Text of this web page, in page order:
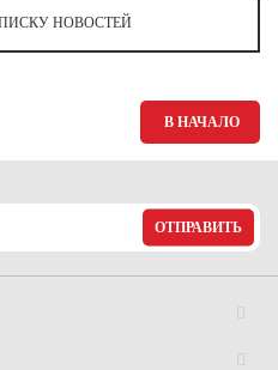
НОВОСТЕЙ
В НАЧАЛО
ОТПРАВИТЬ